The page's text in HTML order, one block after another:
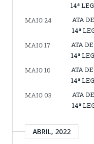
14ª
MAIO 24
ATA
14ª
MAIO 17
ATA
14ª
MAIO 10
ATA
14ª
MAIO 03
ATA
14ª
ABRIL, 2022